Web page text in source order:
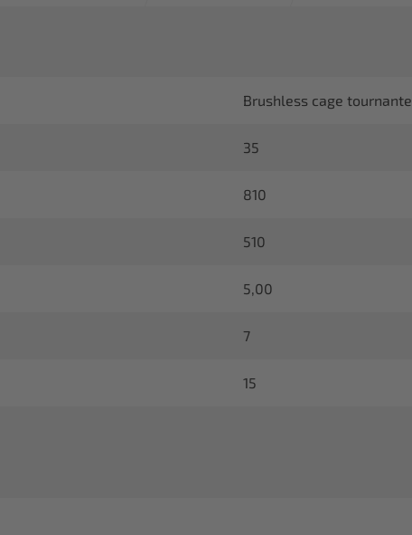
Brushless cage tournante
35
810
510
5,00
7
15